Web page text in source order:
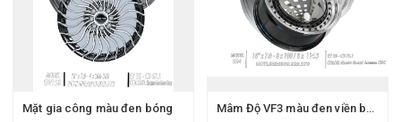
Mặt gia công màu đen bóng
Mâm Độ VF3 màu đen viền bạc